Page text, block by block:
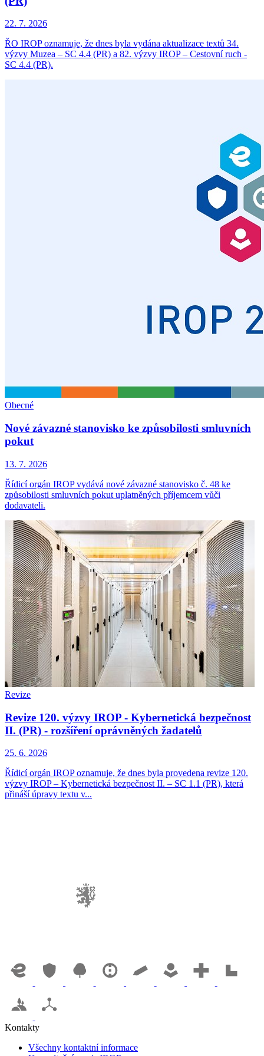
22. 7. 2026
ŘO IROP oznamuje, že dnes byla vydána aktualizace textů 34.
výzvy Muzea – SC 4.4 (PR) a 82. výzvy IROP – Cestovní ruch -
SC 4.4 (PR).
Obecné
Nové závazné stanovisko ke způsobilosti smluvních
pokut
13. 7. 2026
Řídicí orgán IROP vydává nové závazné stanovisko č. 48 ke
způsobilosti smluvních pokut uplatněných příjemcem vůči
dodavateli.
Revize
Revize 120. výzvy IROP - Kybernetická bezpečnost
II. (PR) - rozšíření oprávněných žadatelů
25. 6. 2026
Řídicí orgán IROP oznamuje, že dnes byla provedena revize 120.
výzvy IROP – Kybernetická bezpečnost II. – SC 1.1 (PR), která
přináší úpravy textu v...
Kontakty
Všechny kontaktní informace